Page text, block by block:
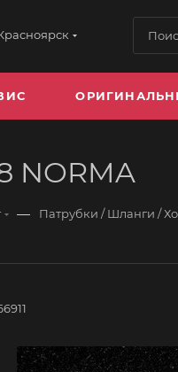
NORMA
— Патрубки / Шланги /